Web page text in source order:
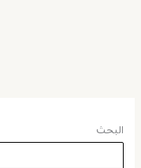
البحث